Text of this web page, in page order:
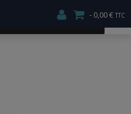
0,00 €
MENU